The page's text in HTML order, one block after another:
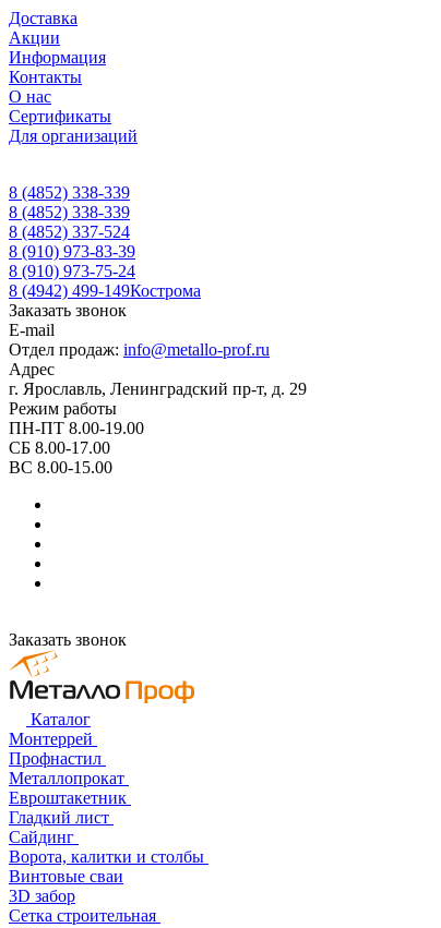
Доставка
Акции
Информация
Контакты
О нас
Сертификаты
Для организаций
8 (4852) 338-339
8 (4852) 338-339
8 (4852) 337-524
8 (910) 973-83-39
8 (910) 973-75-24
8 (4942) 499-149Кострома
Заказать звонок
E-mail
Отдел продаж: info@metallo-prof.ru
Адрес
г. Ярославль, Ленинградский пр-т, д. 29
Режим работы
ПН-ПТ 8.00-19.00
СБ 8.00-17.00
ВС 8.00-15.00
Заказать звонок
Каталог
Монтеррей
Профнастил
Металлопрокат
Евроштакетник
Гладкий лист
Сайдинг
Ворота, калитки и столбы
Винтовые сваи
3D забор
Сетка строительная